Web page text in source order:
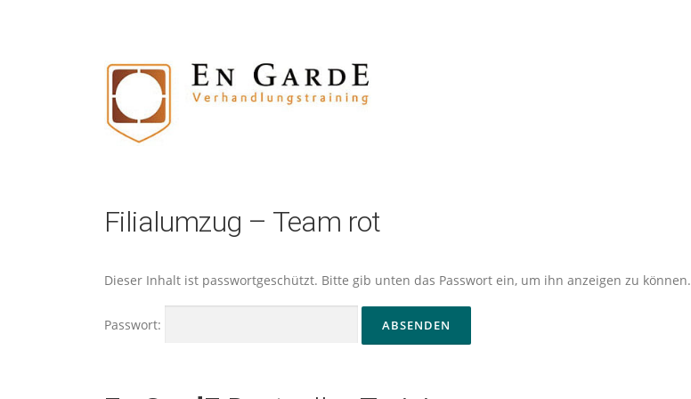
Filialumzug – Team rot
Dieser Inhalt ist passwortgeschützt. Bitte gib unten das Passwort ein, um ihn anzeigen zu können.
Passwort: